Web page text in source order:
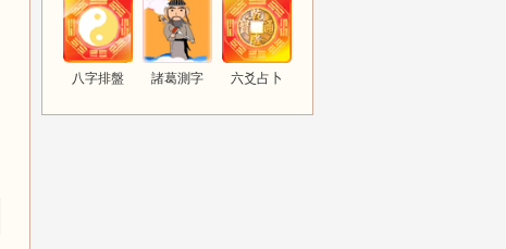
八字排盤 諸葛測字 六爻占卜